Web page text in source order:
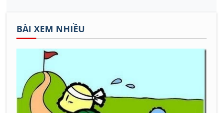
BÀI XEM NHIỀU